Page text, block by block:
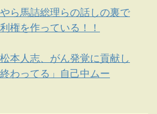
ら馬詰総理らの話しの裏で
権を作っている！！
本人志、がん発覚に貢献し
わってる」自己中ムー